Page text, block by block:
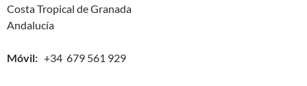
Costa Tropical de Granada
Andalucía
Móvil: +34 679 561 929